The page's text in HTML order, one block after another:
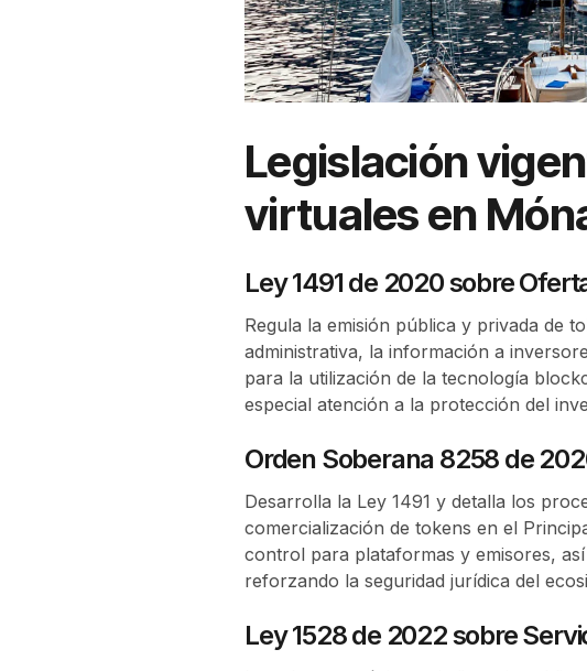
Legislación
virtuales en
Ley 1491 de 2020 sobre
Regula la emisión pública y privada de
administrativa, la información a
para la utilización de la tecnología
especial atención a la protección del
Orden Soberana 8258 de
Desarrolla la Ley 1491 y detalla los
comercialización de tokens en el
control para plataformas y emisores,
reforzando la seguridad jurídica del
Ley 1528 de 2022 sobre